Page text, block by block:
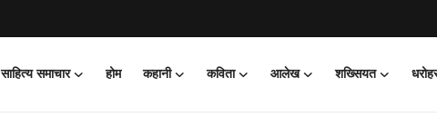
साहित्य समाचार होम कहानी कविता आलेख शख्सियत